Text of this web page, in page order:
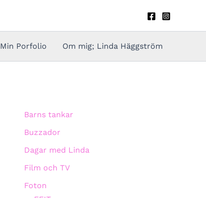
Min Porfolio Om mig; Linda Häggström
Barns tankar
Buzzador
Dagar med Linda
Film och TV
Foton